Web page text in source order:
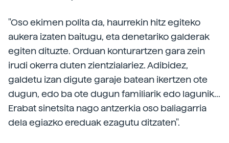
"Oso ekimen polita da, haurrekin hitz egiteko
aukera izaten baitugu, eta denetariko galderak
egiten dituzte. Orduan konturartzen gara zein
irudi okerra duten zientzialariez. Adibidez,
galdetu izan digute garaje batean ikertzen ote
dugun, edo ba ote dugun familiarik edo lagunik...
Erabat sinetsita nago antzerkia oso baliagarria
dela egiazko ereduak ezagutu ditzaten".